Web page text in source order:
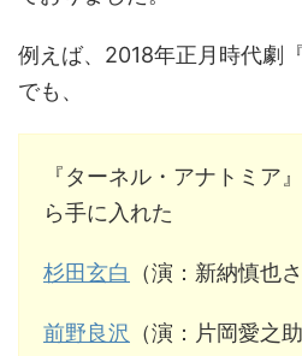
例えば、2018年正月時代劇
でも、
『ターネル・アナトミア
ら手に入れた
杉田玄白 （演：新納慎也さ
前野良沢 （演：片岡愛之助